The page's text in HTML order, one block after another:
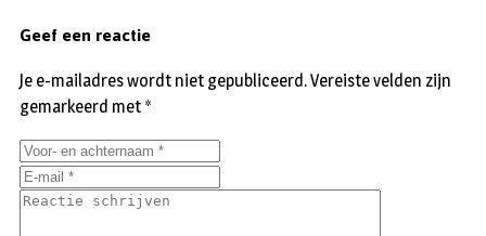
Geef een reactie
Je e-mailadres wordt niet gepubliceerd.Vereiste velden zijn
gemarkeerd met *